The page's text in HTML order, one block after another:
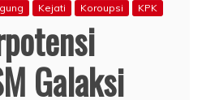
Kejati Koroupsi KPK
Galaksi